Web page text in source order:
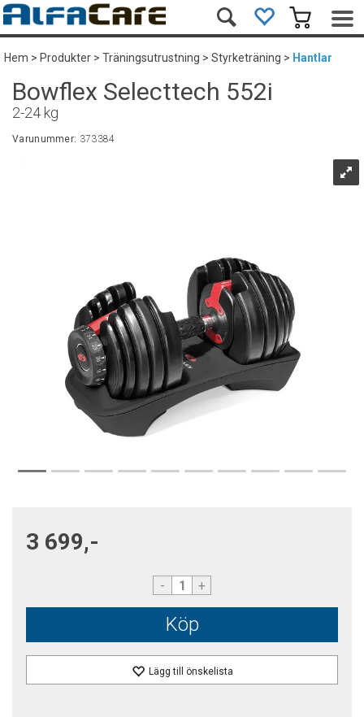
Hem>Produkter>Träningsutrustning>Styrketräning> Hantlar
Bowflex Selecttech 552i
2-24 kg
Varunummer: 373384
3 699,-
- +
Köp
Lägg till önskelista